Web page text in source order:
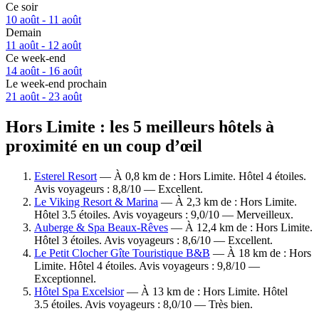
Ce soir
10 août - 11 août
Demain
11 août - 12 août
Ce week-end
14 août - 16 août
Le week-end prochain
21 août - 23 août
Hors Limite : les 5 meilleurs hôtels à
proximité en un coup d’œil
Esterel Resort — À 0,8 km de : Hors Limite. Hôtel 4 étoiles.
Avis voyageurs : 8,8/10 — Excellent.
Le Viking Resort & Marina — À 2,3 km de : Hors Limite.
Hôtel 3.5 étoiles. Avis voyageurs : 9,0/10 — Merveilleux.
Auberge & Spa Beaux-Rêves — À 12,4 km de : Hors Limite.
Hôtel 3 étoiles. Avis voyageurs : 8,6/10 — Excellent.
Le Petit Clocher Gîte Touristique B&B — À 18 km de : Hors
Limite. Hôtel 4 étoiles. Avis voyageurs : 9,8/10 —
Exceptionnel.
Hôtel Spa Excelsior— À 13 km de : Hors Limite. Hôtel
3.5 étoiles. Avis voyageurs : 8,0/10 — Très bien.